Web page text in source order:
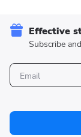
Effective
Subscribe